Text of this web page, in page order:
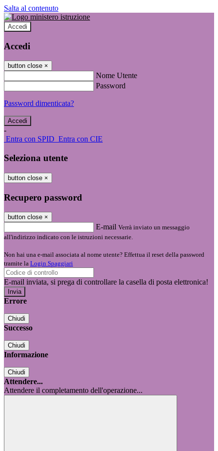
Salta al contenuto
Accedi
Accedi
button close ×
Nome Utente
Password
Password dimenticata?
-
Entra con SPID Entra con CIE
Seleziona utente
button close ×
Recupero password
button close ×
E-mail Verrà inviato un messaggio
all'indirizzo indicato con le istruzioni necessarie.
Non hai una e-mail associata al nome utente? Effettua il reset della password
tramite la Login Spaggiari
E-mail inviata, si prega di controllare la casella di posta elettronica!
Errore
Chiudi
Successo
Chiudi
Informazione
Chiudi
Attendere...
Attendere il completamento dell'operazione...